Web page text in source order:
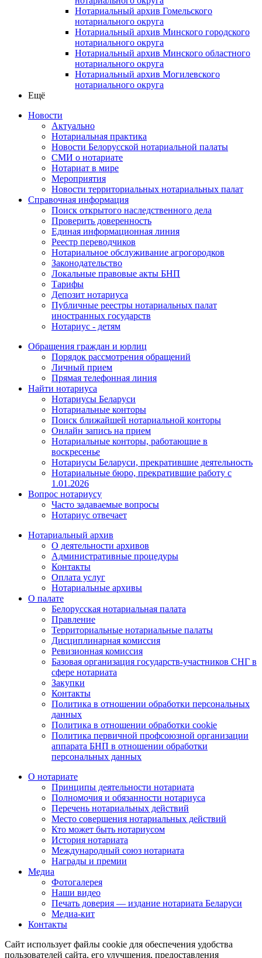
Нотариальный архив Гомельского
нотариального округа
Нотариальный архив Минского городского
нотариального округа
Нотариальный архив Минского областного
нотариального округа
Нотариальный архив Могилевского
нотариального округа
Ещё
Новости
Актуально
Нотариальная практика
Новости Белорусской нотариальной палаты
СМИ о нотариате
Нотариат в мире
Мероприятия
Новости территориальных нотариальных палат
Справочная информация
Поиск открытого наследственного дела
Проверить доверенность
Единая информационная линия
Реестр переводчиков
Нотариальное обслуживание агрогородков
Законодательство
Локальные правовые акты БНП
Тарифы
Депозит нотариуса
Публичные реестры нотариальных палат
иностранных государств
Нотариус - детям
Обращения граждан и юрлиц
Порядок рассмотрения обращений
Личный прием
Прямая телефонная линия
Найти нотариуса
Нотариусы Беларуси
Нотариальные конторы
Поиск ближайшей нотариальной конторы
Онлайн запись на прием
Нотариальные конторы, работающие в
воскресенье
Нотариусы Беларуси, прекратившие деятельность
Нотариальные бюро, прекратившие работу с
1.01.2026
Вопрос нотариусу
Часто задаваемые вопросы
Нотариус отвечает
Нотариальный архив
О деятельности архивов
Административные процедуры
Контакты
Оплата услуг
Нотариальные архивы
О палате
Белорусская нотариальная палата
Правление
Территориальные нотариальные палаты
Дисциплинарная комиссия
Ревизионная комиссия
Базовая организация государств-участников СНГ в
сфере нотариата
Закупки
Контакты
Политика в отношении обработки персональных
данных
Политика в отношении обработки cookie
Политика первичной профсоюзной организации
аппарата БНП в отношении обработки
персональных данных
О нотариате
Принципы деятельности нотариата
Полномочия и обязанности нотариуса
Перечень нотариальных действий
Место совершения нотариальных действий
Кто может быть нотариусом
История нотариата
Международный союз нотариата
Награды и премии
Медиа
Фотогалерея
Наши видео
Печать доверия — издание нотариата Беларуси
Медиа-кит
Контакты
Сайт использует файлы cookie для обеспечения удобства
пользователей сайта, его улучшения, предоставления